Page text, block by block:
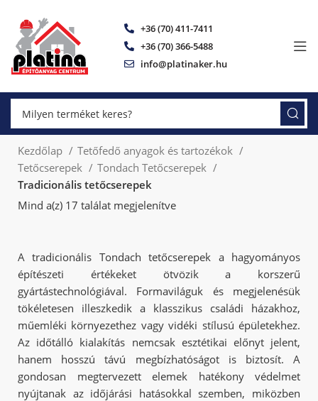
+36 (70) 411-7411
+36 (70) 366-5488
info@platinaker.hu
Kezdőlap
Tetőfedő anyagok és tartozékok
Tetőcserepek
Tondach Tetőcserepek
Tradicionális tetőcserepek
Mind a(z) 17 találat megjelenítve
A tradicionális Tondach tetőcserepek a hagyományos
építészeti értékeket ötvözik a korszerű
gyártástechnológiával. Formaviláguk és megjelenésük
tökéletesen illeszkedik a klasszikus családi házakhoz,
műemléki környezethez vagy vidéki stílusú épületekhez.
Az időtálló kialakítás nemcsak esztétikai előnyt jelent,
hanem hosszú távú megbízhatóságot is biztosít. A
gondosan megtervezett elemek hatékony védelmet
nyújtanak az időjárási hatásokkal szemben, miközben